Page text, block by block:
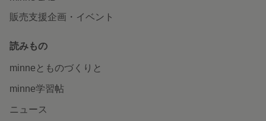
販売支援企画・イベント
読みもの
minneとものづくりと
minne学習帖
ニュース